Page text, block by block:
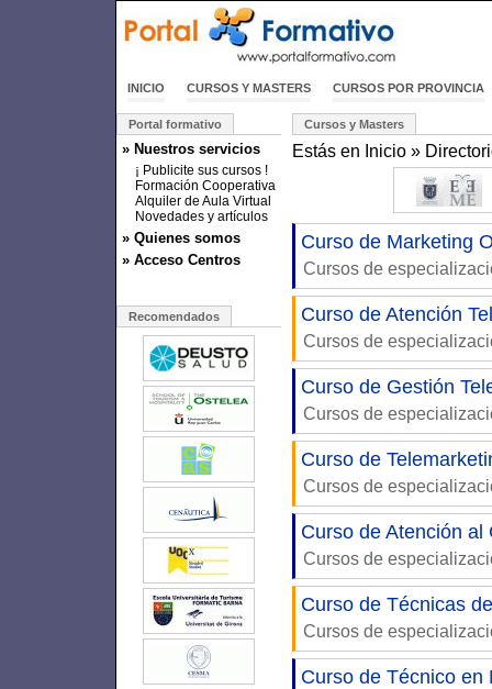
INICIO CURSOS Y MASTERS CURSOS POR PROVINCIA
Portal formativo
» Nuestros servicios
¡ Publicite sus cursos !
Formación Cooperativa
Alquiler de Aula Virtual
Novedades y artículos
» Quienes somos
» Acceso Centros
Recomendados
Cursos y Masters
Estás en Inicio »
Curso de Marketing
Cursos de
Curso de Atención
Cursos de
Curso de Gestión
Cursos de
Curso de
Cursos de
Curso de Atención
Cursos de
Curso de Técnicas
Cursos de
Curso de Técnico en